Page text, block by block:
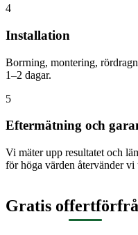
4
Installation
Borrning, montering,
1–2 dagar.
5
Eftermätning och
Vi mäter upp resultatet och
för höga värden återvänder vi
Gratis